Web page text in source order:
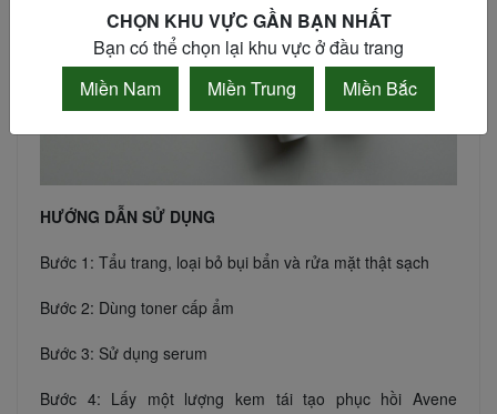
HƯỚNG DẪN SỬ DỤNG
Bước 1: Tẩu trang, loại bỏ bụi bẩn và rửa mặt thật sạch
Bước 2: Dùng toner cấp ẩm
Bước 3: Sử dụng serum
Bước 4: Lấy một lượng kem tái tạo phục hồi Avene
CHỌN KHU VỰC GẦN BẠN NHẤT
Bạn có thể chọn lại khu vực ở đầu trang
Miền Nam
Miền Trung Miền Bắc